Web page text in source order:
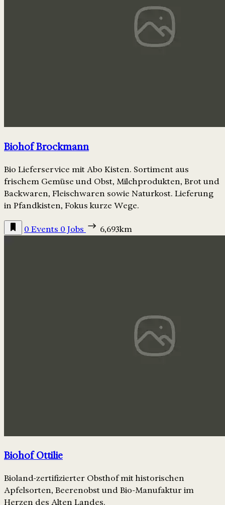
Biohof Brockmann
Bio Lieferservice mit Abo Kisten. Sortiment aus
frischem Gemüse und Obst, Milchprodukten, Brot und
Backwaren, Fleischwaren sowie Naturkost. Lieferung
in Pfandkisten, Fokus kurze Wege.
0 Events 0 Jobs 6,693km
Biohof Ottilie
Bioland-zertifizierter Obsthof mit historischen
Apfelsorten, Beerenobst und Bio-Manufaktur im
Herzen des Alten Landes.